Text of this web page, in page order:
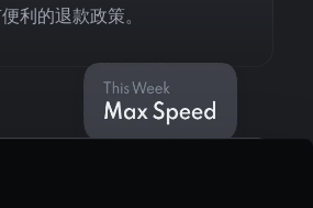
利的退款政策。